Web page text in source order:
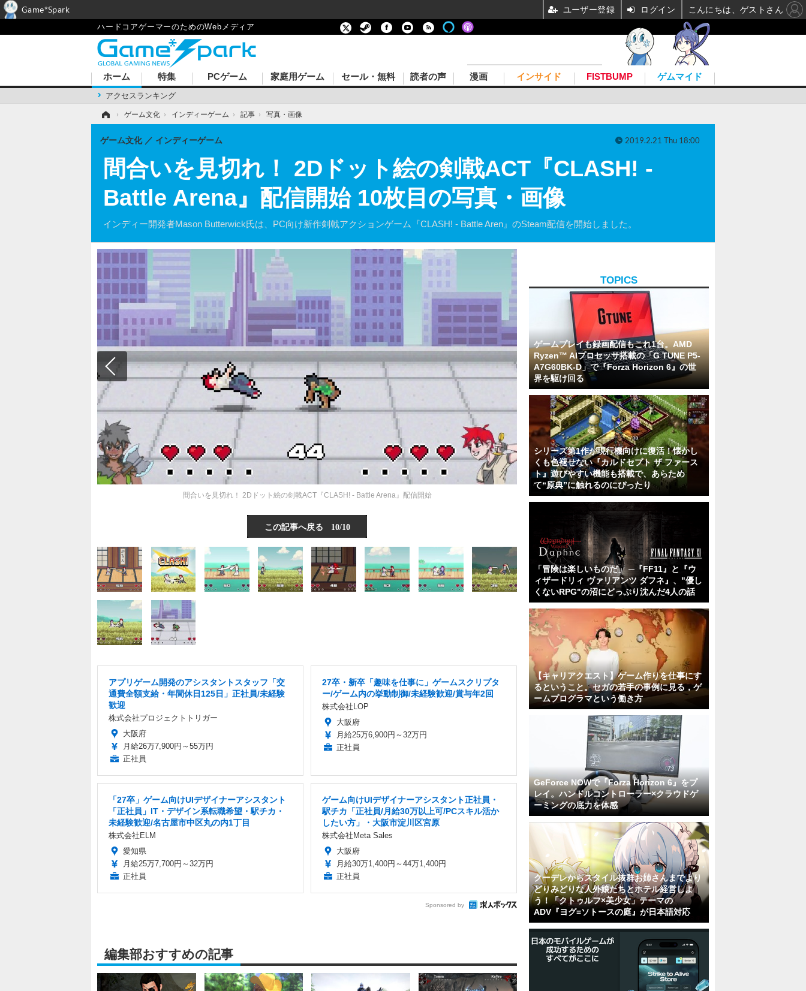
ハードコアゲーマーのためのWebメディア
ホーム
アクセスランキング
特集 PCゲーム 家庭用ゲーム セール・無料 読者の声 漫画 インサイド FISTBUMP ゲムマイド
› ゲーム文化 › インディーゲーム › 記事 › 写真・画像
間合いを見切れ！ 2Dドット絵の剣戟ACT『CLASH! -
Battle Arena』配信開始 10枚目の写真・画像
インディー開発者Mason Butterwick氏は、PC向け新作剣戟アクションゲーム『CLASH! - Battle Aren』のSteam配信を開始しました。
ゲーム文化 インディーゲーム 2019.2.21 Thu 18:00
間合いを見切れ！ 2Dドット絵の剣戟ACT『CLASH! - Battle Arena』配信開始
この記事へ戻る 10/10
アプリゲーム開発のアシスタントスタッフ「交
通費全額支給・年間休日125日」正社員/未経験
歓迎
株式会社プロジェクトトリガー
大阪府
月給26万7,900円～55万円
正社員
27卒・新卒「趣味を仕事に」ゲームスクリプタ
ー/ゲーム内の挙動制御/未経験歓迎/賞与年2回
株式会社LOP
大阪府
月給25万6,900円～32万円
正社員
「27卒」ゲーム向けUIデザイナーアシスタント
「正社員」IT・デザイン系転職希望・駅チカ・
未経験歓迎/名古屋市中区丸の内1丁目
株式会社ELM
愛知県
月給25万7,700円～32万円
正社員
ゲーム向けUIデザイナーアシスタント正社員・
駅チカ「正社員/月給30万以上可/PCスキル活か
したい方」・大阪市淀川区宮原
株式会社Meta Sales
大阪府
月給30万1,400円～44万1,400円
正社員
Sponsored by
編集部おすすめの記事
TOPICS
ゲームプレイも録画配信もこれ1台。AMD
Ryzen™ AIプロセッサ搭載の「G TUNE P5-
A7G60BK-D」で『Forza Horizon 6』の世
界を駆け回る
シリーズ第1作が現行機向けに復活！懐かし
くも色褪せない『カルドセプト ザ ファース
ト』遊びやすい機能も搭載で、あらため
て“原典”に触れるのにぴったり
「冒険は楽しいものだ」 ─『FF11』と『ウ
ィザードリィ ヴァリアンツ ダフネ』、"優し
くないRPG"の沼にどっぷり沈んだ4人の話
【キャリアクエスト】ゲーム作りを仕事にす
るということ。セガの若手の事例に見る，ゲ
ームプログラマという働き方
GeForce NOWで『Forza Horizon 6』をプ
レイ。ハンドルコントローラー×クラウドゲ
ーミングの底力を体感
クーデレからスタイル抜群お姉さんまでより
どりみどりな人外娘たちとホテル経営しよ
う！「クトゥルフ×美少女」テーマの
ADV『ヨグ=ソトースの庭』が日本語対応
Game*Spark ユーザー登録 ログイン こんにちは、ゲストさん